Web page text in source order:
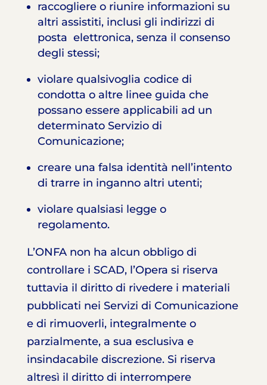
raccogliere o riunire informazioni su
altri assistiti, inclusi gli indirizzi di
posta elettronica, senza il consenso
degli stessi;
violare qualsivoglia codice di
condotta o altre linee guida che
possano essere applicabili ad un
determinato Servizio di
Comunicazione;
creare una falsa identità nell’intento
di trarre in inganno altri utenti;
violare qualsiasi legge o
regolamento.
L’ONFA non ha alcun obbligo di
controllare i SCAD, l’Opera si riserva
tuttavia il diritto di rivedere i materiali
pubblicati nei Servizi di Comunicazione
e di rimuoverli, integralmente o
parzialmente, a sua esclusiva e
insindacabile discrezione. Si riserva
altresì il diritto di interrompere